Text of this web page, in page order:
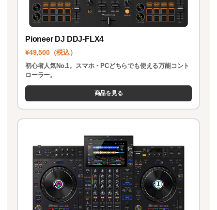
Pioneer DJ DDJ-FLX4
¥49,500（税込）
初心者人気No.1。スマホ・PCどちらでも使える万能コント
ローラー。
商品を見る